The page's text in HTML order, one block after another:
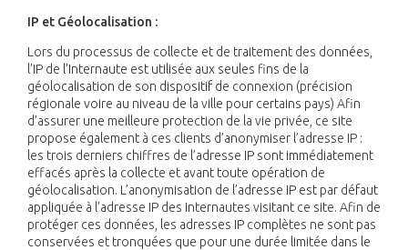
IP et Géolocalisation :
Lors du processus de collecte et de traitement des données,
l’IP de l’Internaute est utilisée aux seules fins de la
géolocalisation de son dispositif de connexion (précision
régionale voire au niveau de la ville pour certains pays) Afin
d’assurer une meilleure protection de la vie privée, ce site
propose également à ces clients d’anonymiser l’adresse IP :
les trois derniers chiffres de l’adresse IP sont immédiatement
effacés après la collecte et avant toute opération de
géolocalisation. L’anonymisation de l’adresse IP est par défaut
appliquée à l’adresse IP des Internautes visitant ce site. Afin de
protéger ces données, les adresses IP complètes ne sont pas
conservées et tronquées que pour une durée limitée dans le